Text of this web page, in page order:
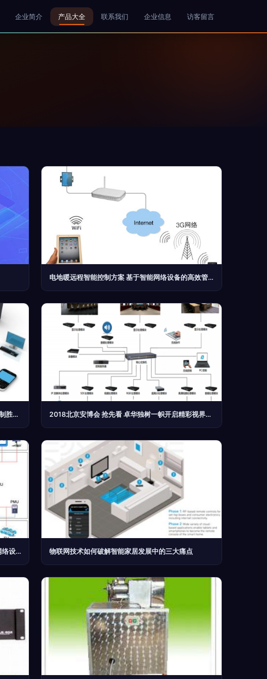
企业简介 产品大全 联系我们 企业信息 访客留言
电地暖远程智能控制方案 基于智能网络设备的高效管理
Echoii E6迪拜展火爆解析 智能网络设备的跨界制胜密码 2018北京安博会 抢先看 卓华独树一帜开启精彩视界，智能网络设备引领风潮
智能电网网络中测量与控制的核心技术 从智能网络设备到高效能源管理 物联网技术如何破解智能家居发展中的三大痛点